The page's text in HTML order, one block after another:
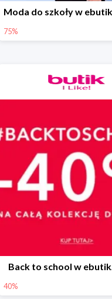
75%
Back to school w
40%